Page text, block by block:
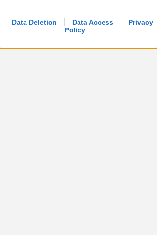
Data Deletion Data Access
Privacy
Policy